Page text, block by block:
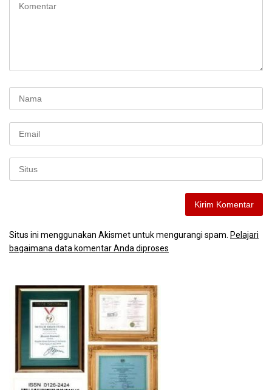
Situs ini menggunakan Akismet untuk mengurangi spam. Pelajari
bagaimana data komentar Anda diproses